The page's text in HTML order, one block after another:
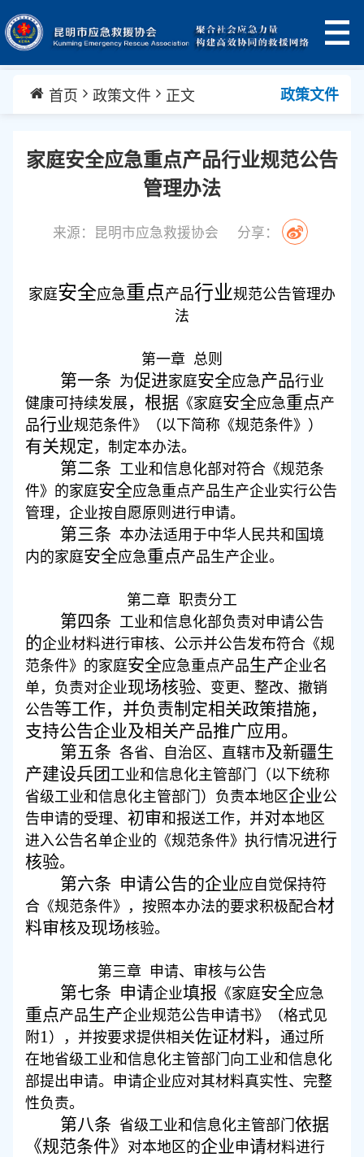
首页 政策文件 正文 政策文件
家庭安全应急重点产品行业规范公告
管理办法
来源：昆明市应急救援协会 分享：
家庭安全应急重点产品行业规范公告管理办
法
第一章 总则
第一条 为促进家庭安全应急产品行业
健康可持续发展 ，根据 《家庭安全应急重点产
品行业规范条件》（以下简称《规范条件》）
有关规定 ，制定本办法。
第二条 工业和信息化部对符合《规范条
件》的家庭安全应急重点产品生产企业实行公告
管理，企业按自愿原则进行申请。
第三条本办法适用于中华人民共和国境
内的家庭安全应急重点产品生产企业。
第二章 职责分工
第四条 工业和信息化部负责对申请公告
的企业材料进行审核、公示并公告发布符合《规
范条件》的家庭安全应急重点产品生产企业名
单，负责对企业现场核验、变更、整改、撤销
公告等工作，并负责制定相关政策措施，
支持公告企业及相关产品推广应用。
第五条各省、自治区、直辖市及新疆生
产建设兵团 工业和信息化主管部门（以下统称
省级工业和信息化主管部门）负责本地区企业公
告申请的受理、 初审和报送工作，并对本地区
进入公告名单企业的《规范条件》执行情况进行
核验。
第六条 申请公告的企业应自觉保持符
合《规范条件》，按照本办法的要求积极配合材
料审核及现场核验。
第三章 申请、 审核与公告
第七条 申请企业填报 《家庭安全应急
重点产品生产企业规范公告申请书》 （格式见
附1 ） ，并按要求提供相关佐证材料，通过所
在地省级工业和信息化主管部门向工业和信息化
部提出申请。申请企业应对其材料真实性、完整
性负责。
第八条省级工业和信息化主管部门依据
《规范条件》 对本地区的企业申请材料进行